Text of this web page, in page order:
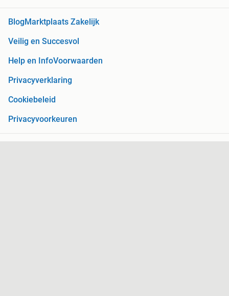
Blog Marktplaats Zakelijk
Veilig en Succesvol
Help en InfoVoorwaarden
Privacyverklaring
Cookiebeleid
Privacyvoorkeuren